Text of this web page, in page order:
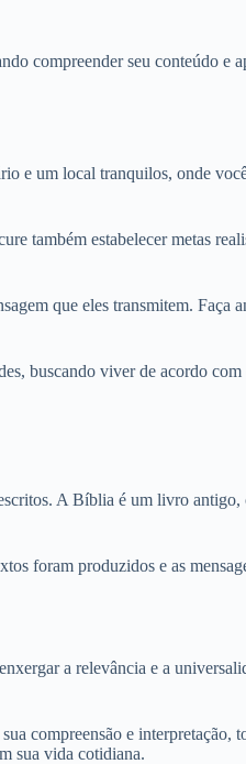
compreender seu conteúdo e
e um local tranquilos, onde
também estabelecer metas
que eles transmitem. Faça
buscando viver de acordo
A Bíblia é um livro
foram produzidos e as
a relevância e a
compreensão e interpretação,
sua vida cotidiana.